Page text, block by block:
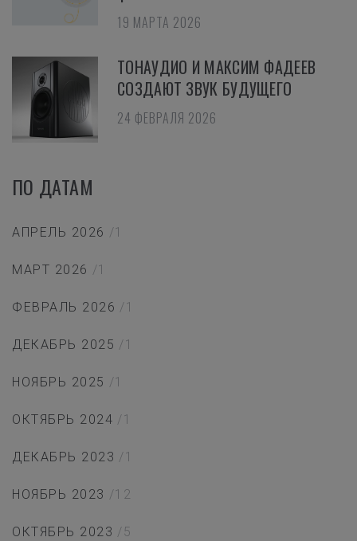
19 МАРТА 2026
ТОНАУДИО И МАКСИМ ФАДЕЕВ
СОЗДАЮТ ЗВУК БУДУЩЕГО
24 ФЕВРАЛЯ 2026
ПО ДАТАМ
АПРЕЛЬ 2026 /1
МАРТ 2026 /1
ФЕВРАЛЬ 2026 /1
ДЕКАБРЬ 2025 /1
НОЯБРЬ 2025 /1
ОКТЯБРЬ 2024 /1
ДЕКАБРЬ 2023 /1
НОЯБРЬ 2023 /12
ОКТЯБРЬ 2023 /5